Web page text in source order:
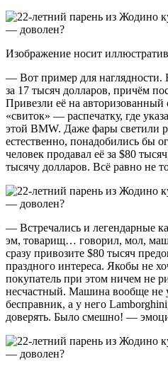
Изображение носит
— Вот пример для наглядности.
за 17 тысяч долларов, причём
Привезли её на
«свиток» — распечатку, где
этой BMW. Даже фары светили
естественно, понадобились бы
человек продавал её за $80
тысячу долларов. Всё равно не
— Встречались и легендарные
эм, товарищ… говорил, мол,
сразу привозите $80 тысяч
праздного интереса. Якобы не
покупатель при этом ничем не
несчастный. Машина вообще не
бесправник, а у него
доверять. Было смешно! —